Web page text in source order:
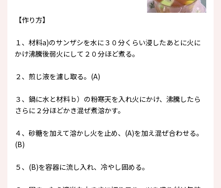
【作り方】
１、材料a)のサンザシを水に３０分くらい浸したあとに火に
かけ沸騰後弱火にして２０分ほど煮る。
２、煎じ液を濾し取る。(A)
３、鍋に水と材料ｂ）の粉寒天を入れ火にかけ、沸騰したら
さらに２分ほどかき混ぜ煮溶かす。
４、砂糖を加えて溶かし火を止め、(A)を加え混ぜ合わせる。
(B)
５、(B)を容器に流し入れ、冷やし固める。